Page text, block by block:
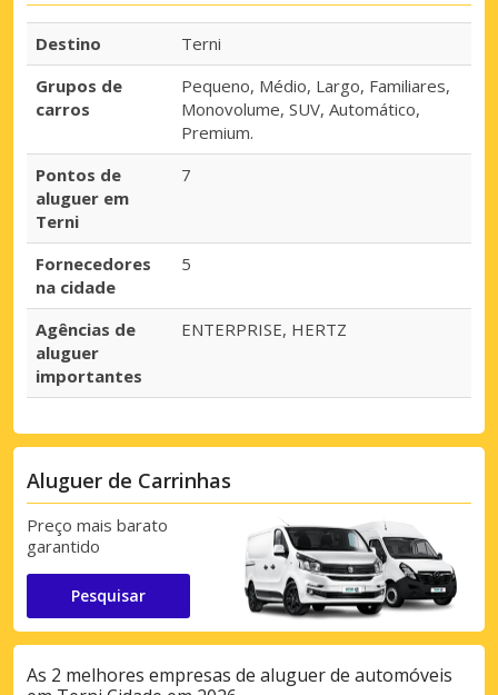
Destino
Terni
Grupos de
carros
Pequeno, Médio, Largo, Familiares,
Monovolume, SUV, Automático,
Premium.
Pontos de
aluguer em
Terni
7
Fornecedores
na cidade
5
Agências de
aluguer
importantes
ENTERPRISE, HERTZ
Aluguer de Carrinhas
Preço mais barato
garantido
Pesquisar
As 2 melhores empresas de aluguer de automóveis